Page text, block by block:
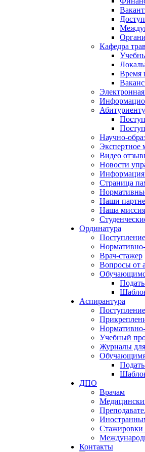
Кафедра
Время
Абитуриенту
Научно-
Экспертное
Видео
Новости
Информация
Страница
Наши
Наша
Ординатура
Врач-стажер
Вопросы от
Аспирантура
Нормативно-
Учебный
Журналы
ДПО
Врачам
Стажировки
Контакты